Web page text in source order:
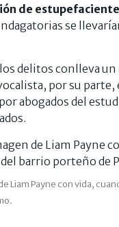
de
se
delitos conlleva un
por su
abogados del
Liam Payne con vida,